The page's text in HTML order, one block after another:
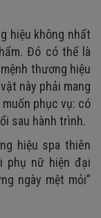
hiệu không nhất
Đó có thể là
thương hiệu
này phải mang
phục vụ: có
sau hành trình.
hiệu spa thiên
phụ nữ hiện đại
ngày mệt mỏi”